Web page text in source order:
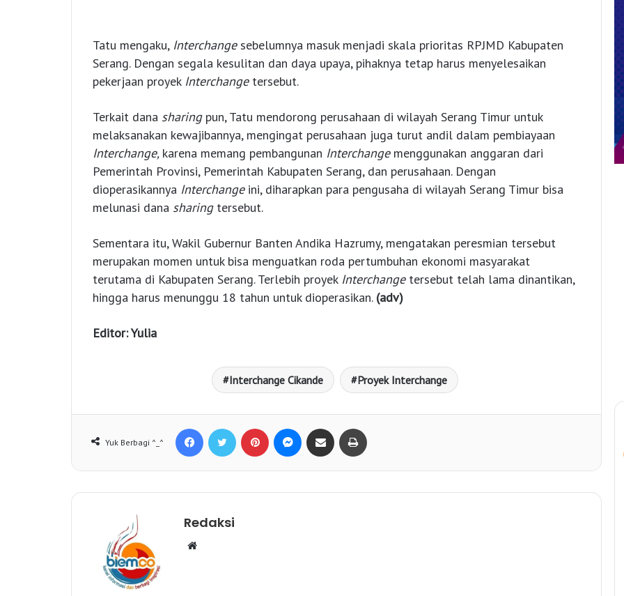
Tatu mengaku, Interchangesebelumnya masuk menjadi skala prioritas RPJMD Kabupaten
Serang. Dengan segala kesulitan dan daya upaya, pihaknya tetap harus menyelesaikan
pekerjaan proyek Interchangetersebut.
Terkait dana sharingpun, Tatu mendorong perusahaan di wilayah Serang Timur untuk
melaksanakan kewajibannya, mengingat perusahaan juga turut andil dalam pembiayaan
Interchange, karena memang pembangunan Interchangemenggunakan anggaran dari
Pemerintah Provinsi, Pemerintah Kabupaten Serang, dan perusahaan. Dengan
dioperasikannya Interchange ini, diharapkan para pengusaha di wilayah Serang Timur bisa
melunasi dana sharingtersebut.
Sementara itu, Wakil Gubernur Banten Andika Hazrumy, mengatakan peresmian tersebut
merupakan momen untuk bisa menguatkan roda pertumbuhan ekonomi masyarakat
terutama di Kabupaten Serang. Terlebih proyek Interchangetersebut telah lama dinantikan,
hingga harus menunggu 18 tahun untuk dioperasikan. (adv)
Editor: Yulia
Interchange Cikande Proyek Interchange
Yuk Berbagi ^_^
Redaksi